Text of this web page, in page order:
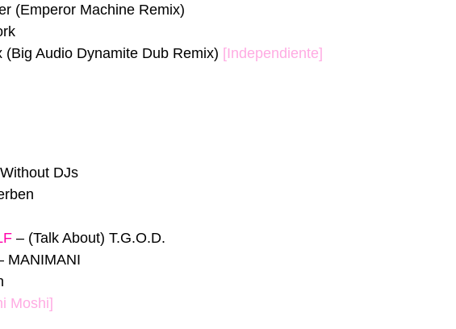
(Emperor Machine Remix)
(Big Audio Dynamite Dub Remix) [Independiente]
DJs
– (Talk About) T.G.O.D.
MANIMANI
Moshi]